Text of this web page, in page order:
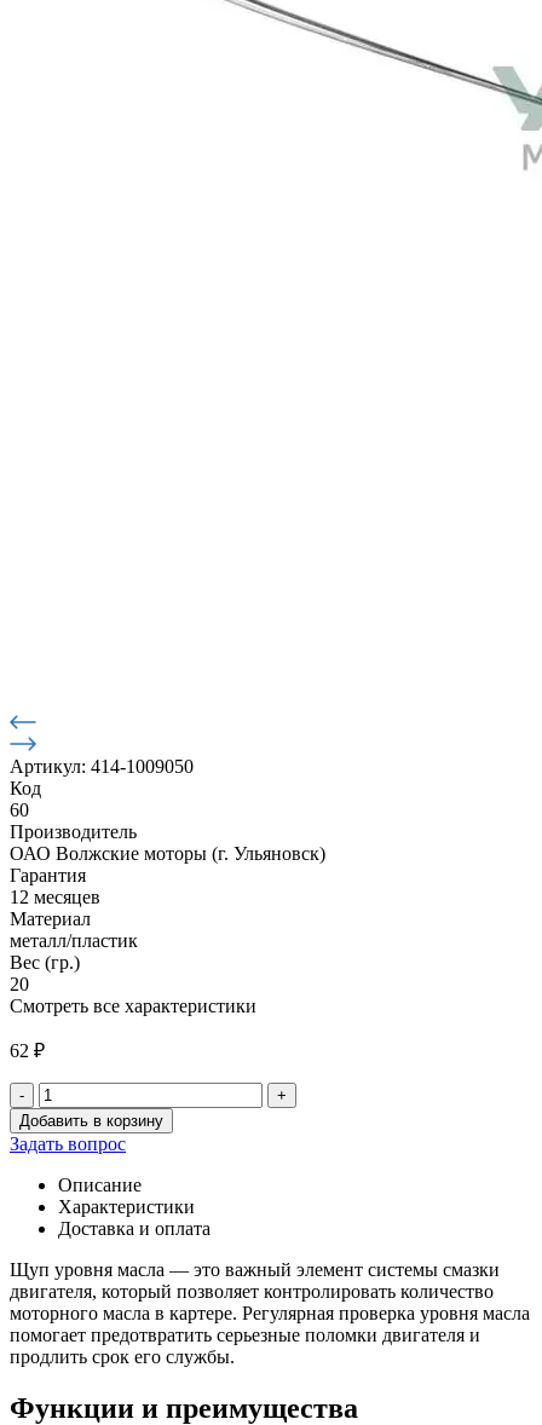
Артикул: 414-1009050
Код
60
Производитель
ОАО Волжские моторы (г. Ульяновск)
Гарантия
12 месяцев
Материал
металл/пластик
Вес (гр.)
20
Смотреть все характеристики
62 ₽
- +
Количество
товара
Щуп
уровня
масла
длин.
Добавить в корзину
Задать вопрос
Описание
Характеристики
Доставка и оплата
Щуп уровня масла — это важный элемент системы смазки
двигателя, который позволяет контролировать количество
моторного масла в картере. Регулярная проверка уровня масла
помогает предотвратить серьезные поломки двигателя и
продлить срок его службы.
Функции и преимущества